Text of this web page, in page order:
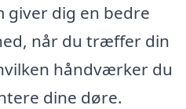
giver dig en bedre
når du træffer din
håndværker du
dine døre.